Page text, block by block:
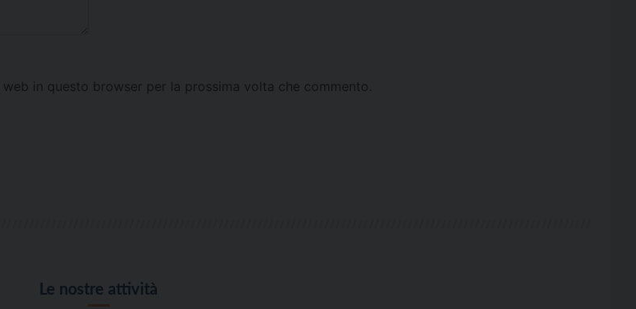
in questo browser per la prossima volta che commento.
Le nostre attività